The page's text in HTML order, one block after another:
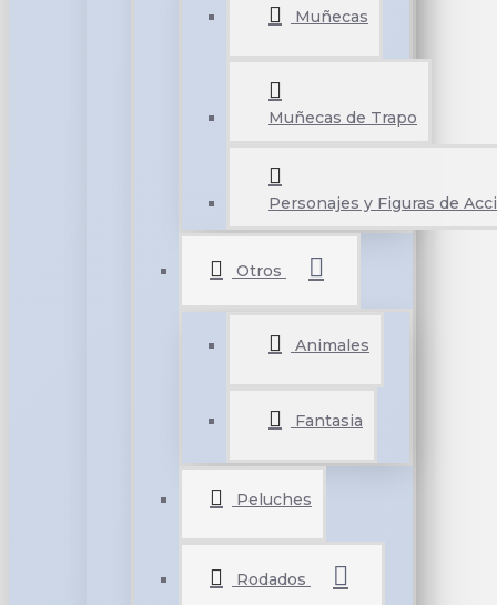
Muñecas
Muñecas de Trapo
Personajes y Figuras de
Otros
Animales
Fantasia
Peluches
Rodados